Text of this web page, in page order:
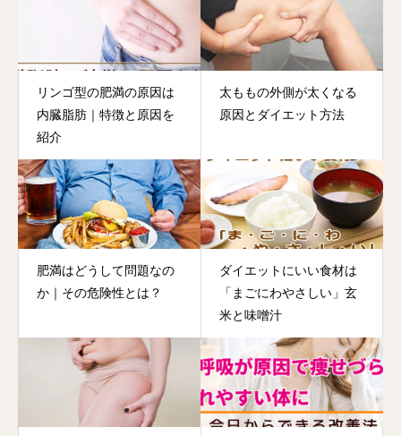
リンゴ型の肥満の原因は
内臓脂肪｜特徴と原因を
紹介
太ももの外側が太くなる
原因とダイエット方法
肥満はどうして問題なの
か｜その危険性とは？
ダイエットにいい食材は
「まごにわやさしい」玄
米と味噌汁